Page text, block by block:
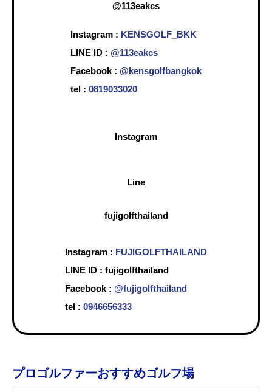
@113eakcs
Instagram : KENSGOLF_BKK
LINE ID : @113eakcs
Facebook : @kensgolfbangkok
tel : 0819033020
Instagram
Line
fujigolfthailand
Instagram : FUJIGOLFTHAILAND
LINE ID : fujigolfthailand
Facebook : @fujigolfthailand
tel : 0946656333
プロゴルファーおすすめゴルフ場